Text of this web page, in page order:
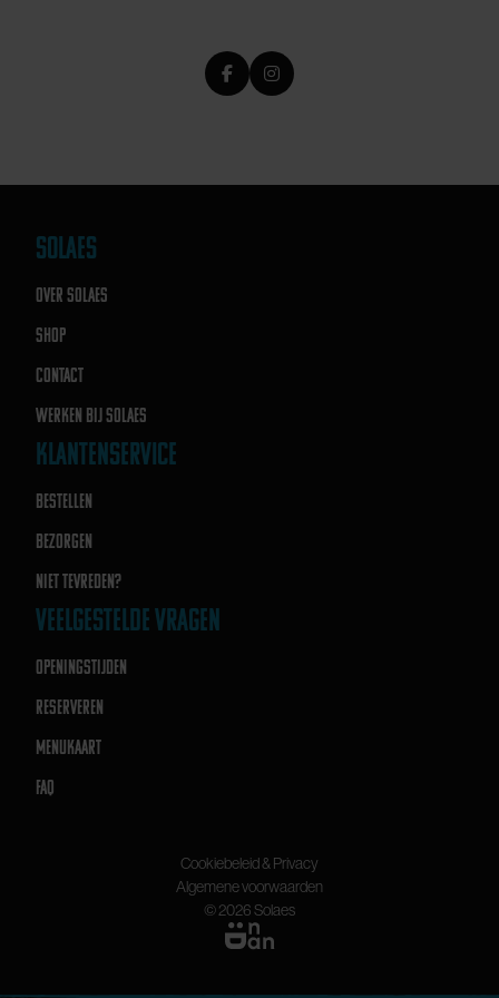
SOLAES
OVER SOLAES
SHOP
CONTACT
WERKEN BIJ SOLAES
KLANTENSERVICE
BESTELLEN
BEZORGEN
NIET TEVREDEN?
VEELGESTELDE VRAGEN
OPENINGSTIJDEN
RESERVEREN
MENUKAART
FAQ
© 2026 Solaes
Cookiebeleid & Privacy
Algemene voorwaarden